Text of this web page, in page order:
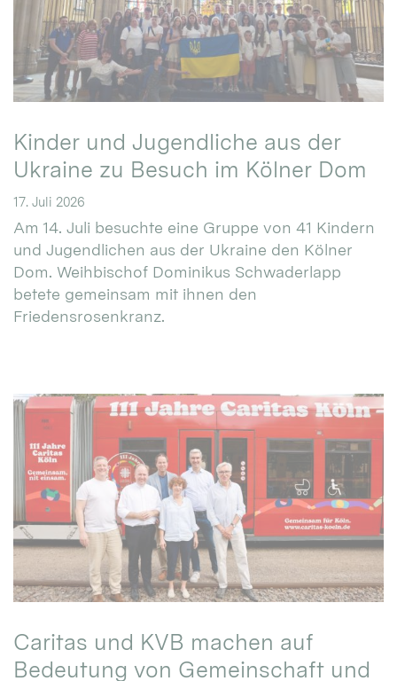
Kinder und Jugendliche aus der
Ukraine zu Besuch im Kölner Dom
17. Juli 2026
Am 14. Juli besuchte eine Gruppe von 41 Kindern
und Jugendlichen aus der Ukraine den Kölner
Dom. Weihbischof Dominikus Schwaderlapp
betete gemeinsam mit ihnen den
Friedensrosenkranz.
Caritas und KVB machen auf
Bedeutung von Gemeinschaft und